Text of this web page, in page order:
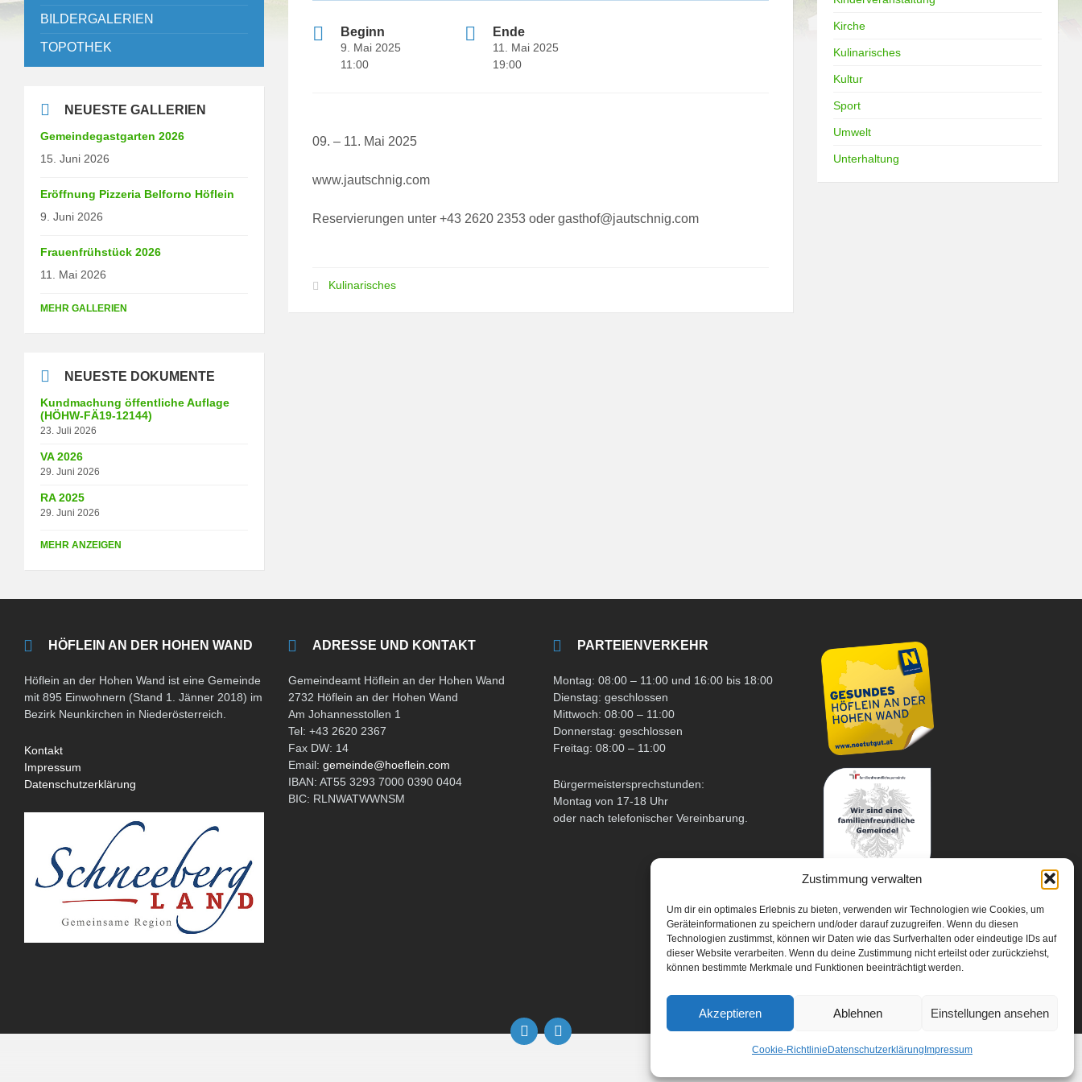
Zustimmung verwalten
Um dir ein optimales Erlebnis zu bieten, verwenden wir Technologien wie Cookies, um
Geräteinformationen zu speichern und/oder darauf zuzugreifen. Wenn du diesen
Technologien zustimmst, können wir Daten wie das Surfverhalten oder eindeutige IDs auf
dieser Website verarbeiten. Wenn du deine Zustimmung nicht erteilst oder zurückziehst,
können bestimmte Merkmale und Funktionen beeinträchtigt werden.
Akzeptieren Ablehnen Einstellungen ansehen
Cookie-Richtlinie Datenschutzerklärung Impressum
Beginn
9. Mai 2025
11:00
Ende
11. Mai 2025
19:00
09. – 11. Mai 2025
www.jautschnig.com
Reservierungen unter +43 2620 2353 oder gasthof@jautschnig.com
Kulinarisches
BILDERGALERIEN
TOPOTHEK
NEUESTE GALLERIEN
Gemeindegastgarten 2026
15. Juni 2026
Eröffnung Pizzeria Belforno Höflein
9. Juni 2026
Frauenfrühstück 2026
11. Mai 2026
MEHR GALLERIEN
NEUESTE DOKUMENTE
Kundmachung öffentliche Auflage
(HÖHW-FÄ19-12144)
23. Juli 2026
VA 2026
29. Juni 2026
RA 2025
29. Juni 2026
MEHR ANZEIGEN
Kirche
Kulinarisches
Kultur
Sport
Umwelt
Unterhaltung
HÖFLEIN AN DER HOHEN WAND
Höflein an der Hohen Wand ist eine Gemeinde
mit 895 Einwohnern (Stand 1. Jänner 2018) im
Bezirk Neunkirchen in Niederösterreich.
Kontakt
Impressum
Datenschutzerklärung
ADRESSE UND KONTAKT
Gemeindeamt Höflein an der Hohen Wand
2732 Höflein an der Hohen Wand
Am Johannesstollen 1
Tel: +43 2620 2367
Fax DW: 14
Email:gemeinde@hoeflein.com
IBAN: AT55 3293 7000 0390 0404
BIC: RLNWATWWNSM
PARTEIENVERKEHR
Montag: 08:00 – 11:00 und 16:00 bis 18:00
Dienstag: geschlossen
Mittwoch: 08:00 – 11:00
Donnerstag: geschlossen
Freitag: 08:00 – 11:00
Bürgermeistersprechstunden:
Montag von 17-18 Uhr
oder nach telefonischer Vereinbarung.
EmailFacebook